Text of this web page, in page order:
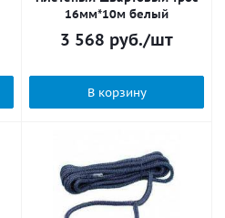
16мм*10м белый
3 568 руб./шт
В корзину